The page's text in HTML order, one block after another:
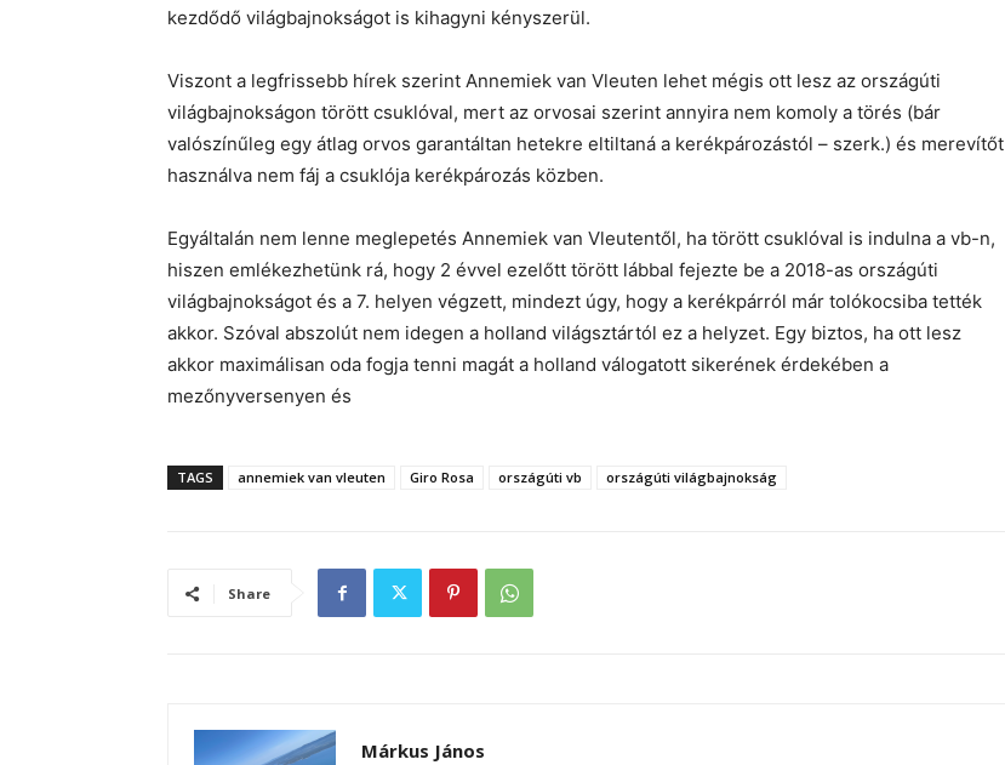
kezdődő világbajnokságot is kihagyni kényszerül.
Viszont a legfrissebb hírek szerint Annemiek van Vleuten lehet mégis ott lesz az országúti
világbajnokságon törött csuklóval, mert az orvosai szerint annyira nem komoly a törés (bár
valószínűleg egy átlag orvos garantáltan hetekre eltiltaná a kerékpározástól – szerk.) és merevítőt
használva nem fáj a csuklója kerékpározás közben.
Egyáltalán nem lenne meglepetés Annemiek van Vleutentől, ha törött csuklóval is indulna a vb-n,
hiszen emlékezhetünk rá, hogy 2 évvel ezelőtt törött lábbal fejezte be a 2018-as országúti
világbajnokságot és a 7. helyen végzett, mindezt úgy, hogy a kerékpárról már tolókocsiba tették
akkor. Szóval abszolút nem idegen a holland világsztártól ez a helyzet. Egy biztos, ha ott lesz
akkor maximálisan oda fogja tenni magát a holland válogatott sikerének érdekében a
mezőnyversenyen és
TAGS annemiek van vleuten Giro Rosa országúti vb országúti világbajnokság
Share
Márkus János